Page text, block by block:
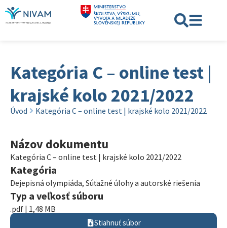
Kategória C – online test |
krajské kolo 2021/2022
Úvod Kategória C – online test | krajské kolo 2021/2022
Názov dokumentu
Kategória C – online test | krajské kolo 2021/2022
Kategória
Dejepisná olympiáda, Súťažné úlohy a autorské riešenia
Typ a veľkosť súboru
.pdf | 1,48 MB
Stiahnuť súbor